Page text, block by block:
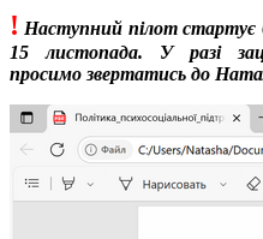
! Наступний пілот
15 листопада. У разі
просимо звертатись до